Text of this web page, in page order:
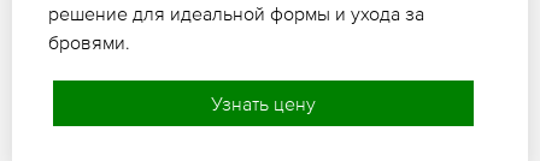
решение для идеальной формы и ухода за
бровями.
Узнать цену